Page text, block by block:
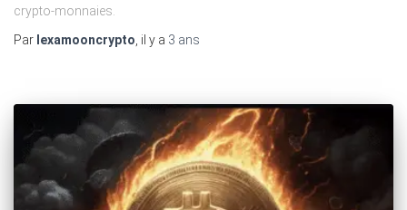
crypto-monnaies.
Par lexamooncrypto , il y a 3 ans